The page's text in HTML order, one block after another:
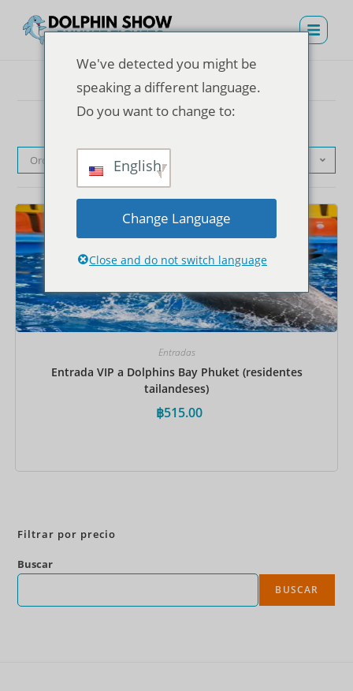
Orden predeterminado
Entradas
Entrada VIP a Dolphins Bay Phuket (residentes
tailandeses)
฿515.00
Filtrar por precio
Buscar
BUSCAR
We've detected you might be
speaking a different language.
Do you want to change to:
English
Change Language
Close and do not switch language